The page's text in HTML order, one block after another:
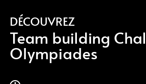
DÉCOUVREZ
Team building
Olympiades